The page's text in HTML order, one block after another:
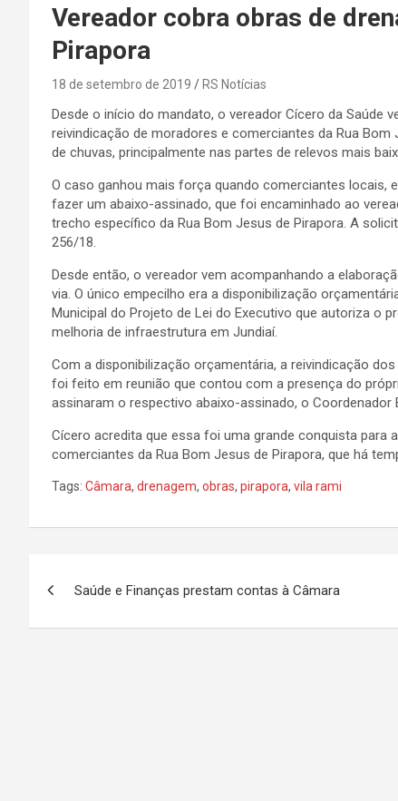
Vereador cobra obras de
Pirapora
18 de setembro de 2019 RS Notícias
Desde o início do mandato, o vereador Cícero da Saúde
reivindicação de moradores e comerciantes da Rua
de chuvas, principalmente nas partes de relevos mais
O caso ganhou mais força quando comerciantes locais,
fazer um abaixo-assinado, que foi encaminhado ao
trecho específico da Rua Bom Jesus de Pirapora. A
256/18.
Desde então, o vereador vem acompanhando a
via. O único empecilho era a disponibilização
Municipal do Projeto de Lei do Executivo que autoriza o
melhoria de infraestrutura em Jundiaí.
Com a disponibilização orçamentária, a reivindicação
foi feito em reunião que contou com a presença do
assinaram o respectivo abaixo-assinado, o
Cícero acredita que essa foi uma grande conquista para
comerciantes da Rua Bom Jesus de Pirapora, que há
Tags: Câmara, drenagem, obras, pirapora, vila rami
Saúde e Finanças prestam contas à Câmara